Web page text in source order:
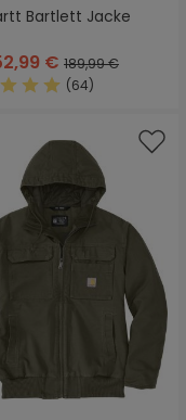
Bartlett Jacke
€ 189,99 €
(64)